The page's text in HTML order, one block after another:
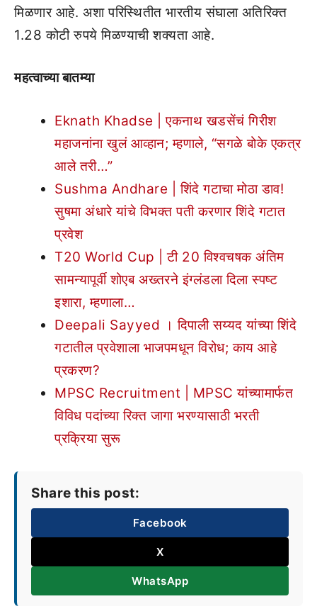
मिळणार आहे. अशा परिस्थितीत भारतीय संघाला अतिरिक्त
1.28 कोटी रुपये मिळण्याची शक्यता आहे.
महत्वाच्या बातम्या
Eknath Khadse | एकनाथ खडसेंचं गिरीश
महाजनांना खुलं आव्हान; म्हणाले, “सगळे बोके एकत्र
आले तरी…”
Sushma Andhare | शिंदे गटाचा मोठा डाव!
सुषमा अंधारे यांचे विभक्त पती करणार शिंदे गटात
प्रवेश
T20 World Cup | टी 20 विश्वचषक अंतिम
सामन्यापूर्वी शोएब अख्तरने इंग्लंडला दिला स्पष्ट
इशारा, म्हणाला…
Deepali Sayyed । दिपाली सय्यद यांच्या शिंदे
गटातील प्रवेशाला भाजपमधून विरोध; काय आहे
प्रकरण?
MPSC Recruitment | MPSC यांच्यामार्फत
विविध पदांच्या रिक्त जागा भरण्यासाठी भरती
प्रक्रिया सुरू
Share this post:
Facebook
X
WhatsApp